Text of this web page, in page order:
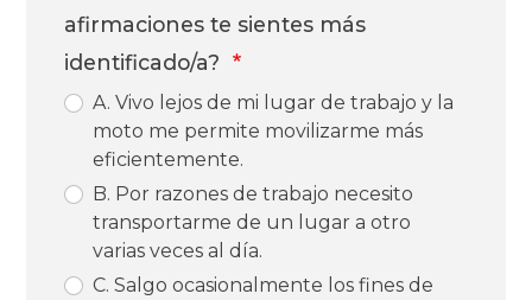
afirmaciones te sientes más
identificado/a?
A. Vivo lejos de mi lugar de trabajo y la
moto me permite movilizarme más
eficientemente.
B. Por razones de trabajo necesito
transportarme de un lugar a otro
varias veces al día.
C. Salgo ocasionalmente los fines de